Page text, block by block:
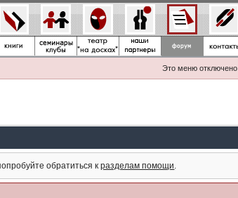
Это меню отключено
обратиться кразделам помощи.